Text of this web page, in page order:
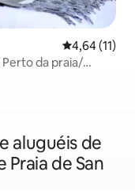
4,64 de uma
4,64 (11)
Perto da praia/
aluguéis de
de San